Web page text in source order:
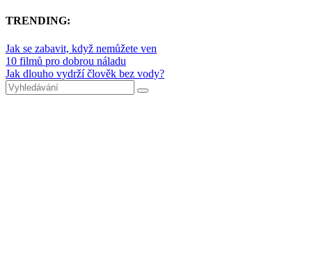
TRENDING:
Jak se zabavit, když nemůžete ven
10 filmů pro dobrou náladu
Jak dlouho vydrží člověk bez vody?